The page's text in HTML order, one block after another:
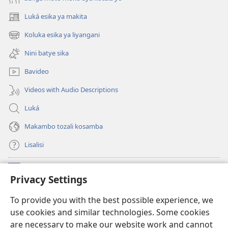
Privacy Settings
To provide you with the best possible experience, we
use cookies and similar technologies. Some cookies
are necessary to make our website work and cannot
Luká esika ya makita
(fungolá
fenɛtrɛ
mosusu)
Koluka esika ya liyangani
(fungolá
fenɛtrɛ
mosusu)
Nini batye sika
Bavideo
Videos with Audio Descriptions
Luká
Makambo tozali kosamba
Lisalisi
(fungolá
fenɛtrɛ
Watchtower Mikanda oyo ezali na Internet
(fungolá
fenɛtrɛ
mosusu)JW Hub